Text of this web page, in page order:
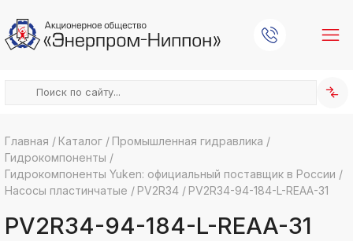
k
ksldkfjsdlfkjsls;ldfkgjsdl;kfkфыва
k
k
Главная / Каталог / Промышленная гидравлика /
Гидрокомпоненты /
Гидрокомпоненты Yuken: официальный поставщик в России /
Насосы пластинчатые / PV2R34 / PV2R34-94-184-L-REAA-31
PV2R34-94-184-L-REAA-31